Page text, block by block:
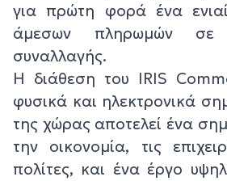
για πρώτη φορά ένα
άμεσων πληρωμών σε
συναλλαγής.
Η διάθεση του IRIS
φυσικά και ηλεκτρονικά
της χώρας αποτελεί ένα
την οικονομία, τις
πολίτες, και ένα έργο